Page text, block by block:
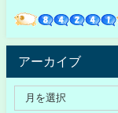
アーカイブ